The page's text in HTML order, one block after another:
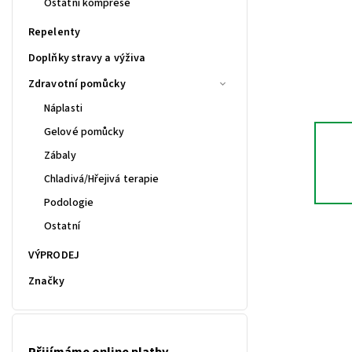
Repelenty
Doplňky stravy a výživa
Zdravotní pomůcky
Náplasti
Gelové pomůcky
Zábaly
Chladivá/Hřejivá terapie
Podologie
Ostatní
VÝPRODEJ
Značky